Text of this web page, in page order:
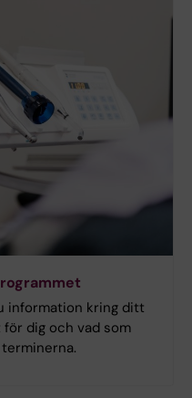
information kring ditt
för dig och vad som